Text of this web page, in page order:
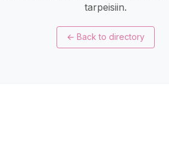
tarpeisiin.
← Back to directory